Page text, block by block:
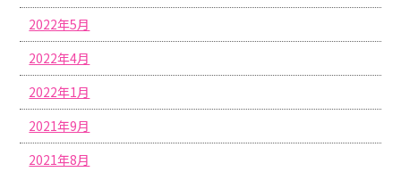
2022年5月
2022年4月
2022年1月
2021年9月
2021年8月